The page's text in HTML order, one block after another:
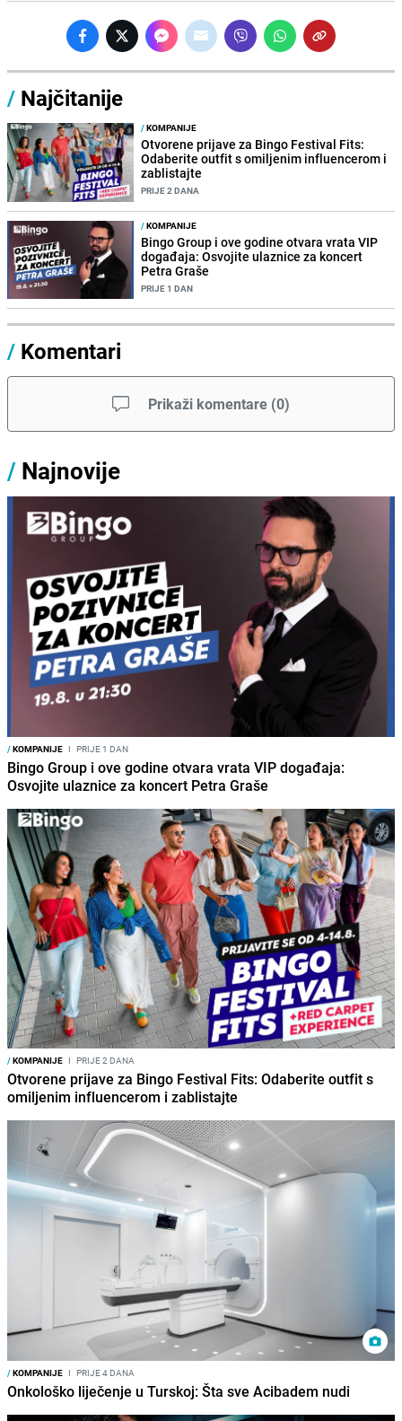
/ Najčitanije
/KOMPANIJE
Otvorene prijave za Bingo Festival Fits:
Odaberite outfit s omiljenim influencerom i
zablistajte
PRIJE 2 DANA
/KOMPANIJE
Bingo Group i ove godine otvara vrata VIP
događaja: Osvojite ulaznice za koncert
Petra Graše
PRIJE 1 DAN
/ Komentari
Prikaži komentare (0)
/ Najnovije
/KOMPANIJE I PRIJE 1 DAN
Bingo Group i ove godine otvara vrata VIP događaja:
Osvojite ulaznice za koncert Petra Graše
/KOMPANIJE I PRIJE 2 DANA
Otvorene prijave za Bingo Festival Fits: Odaberite outfit s
omiljenim influencerom i zablistajte
/KOMPANIJE I PRIJE 4 DANA
Onkološko liječenje u Turskoj: Šta sve Acibadem nudi